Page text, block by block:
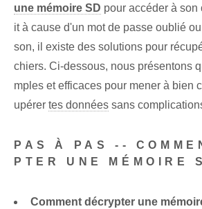
une mémoire SD pour accéder à son
it à cause d'un mot de passe oublié
son, il existe des solutions pour
chiers. Ci-dessous, nous présentons
mples et efficaces pour mener à bien
upérer tes données sans
PAS À PAS --
PTER UNE MÉMOIRE
Comment décrypter une